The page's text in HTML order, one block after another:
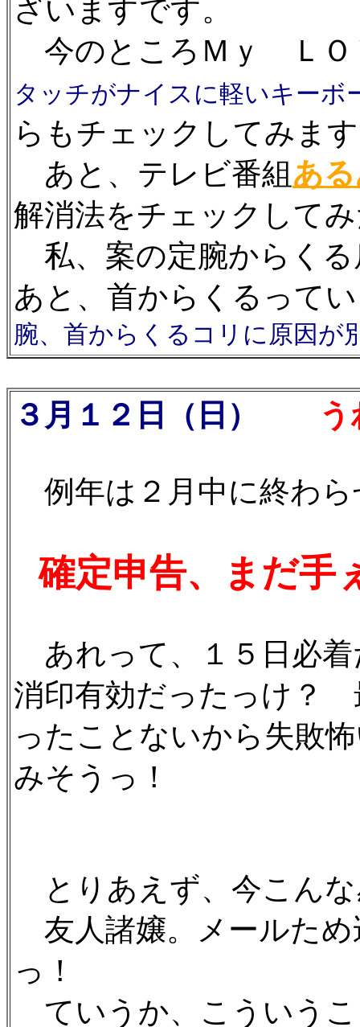
ざいますです。
今のところＭｙ ＬＯ
タッチがナイスに軽いキーボ
らもチェックしてみま
あと、テレビ番組 あ
解消法をチェックして
私、案の定腕からく
あと、首からくるって
腕、首からくるコリに原因が
３月１２日（日） うわ
例年は２月中に終わ
確定申告、まだ手
あれって、１５日必
消印有効だったっけ？
ったことないから失敗
みそうっ！
とりあえず、今こん
友人諸嬢。メールた
っ！
ていうか、こういう